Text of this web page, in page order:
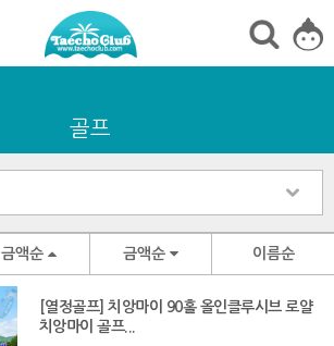
골프
금액순 금액순 이름순
[열정골프] 치앙마이 90홀 올인클루시브 로얄
치앙마이 골프...